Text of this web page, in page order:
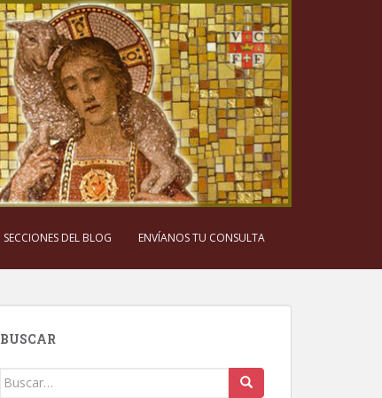
SECCIONES DEL BLOG ENVÍANOS TU CONSULTA
BUSCAR
Buscar: